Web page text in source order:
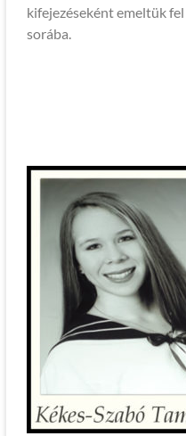
kifejezéseként emeltük
sorába.